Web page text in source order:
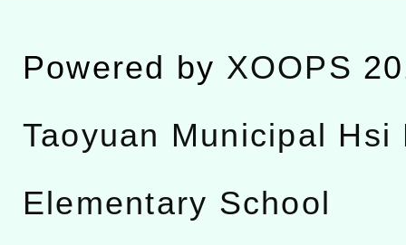
Powered by XOOPS
Taoyuan Municipal Hsi
Elementary School